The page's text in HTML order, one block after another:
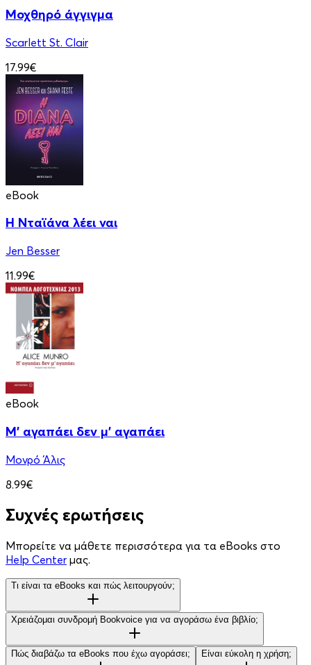
Μοχθηρό άγγιγμα
Scarlett St. Clair
17.99€
eBook
Η Νταϊάνα λέει ναι
Jen Besser
11.99€
eBook
Μ' αγαπάει δεν μ' αγαπάει
Μονρό Άλις
8.99€
Συχνές ερωτήσεις
Μπορείτε να μάθετε περισσότερα για τα eBooks στο
Help Center μας.
Τι είναι τα eBooks και πώς λειτουργούν;
Χρειάζομαι συνδρομή Bookvoice για να αγοράσω ένα βιβλίο;
Πώς διαβάζω τα eBooks που έχω αγοράσει; Είναι εύκολη η χρήση;